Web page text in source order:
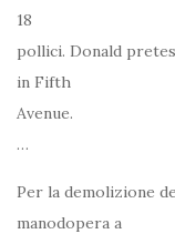
18
pollici. Donald
in Fifth
Avenue.
…
Per la demolizione
manodopera a